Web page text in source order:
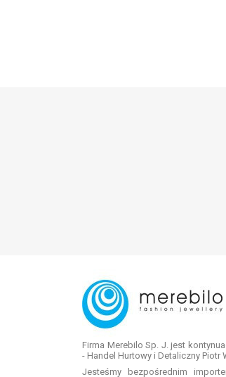
Firma Merebilo Sp. J. jest
- Handel Hurtowy i Detaliczny Piotr
Jesteśmy bezpośrednim